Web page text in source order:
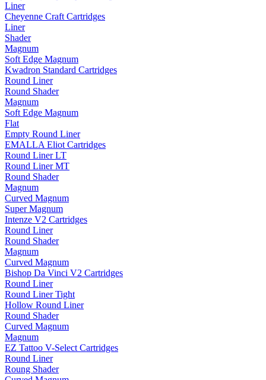
Liner
Cheyenne Craft Cartridges
Liner
Shader
Magnum
Soft Edge Magnum
Kwadron Standard Cartridges
Round Liner
Round Shader
Magnum
Soft Edge Magnum
Flat
Empty Round Liner
EMALLA Eliot Cartridges
Round Liner LT
Round Liner MT
Round Shader
Magnum
Curved Magnum
Super Magnum
Intenze V2 Cartridges
Round Liner
Round Shader
Magnum
Curved Magnum
Bishop Da Vinci V2 Cartridges
Round Liner
Round Liner Tight
Hollow Round Liner
Round Shader
Curved Magnum
Magnum
EZ Tattoo V-Select Cartridges
Round Liner
Roung Shader